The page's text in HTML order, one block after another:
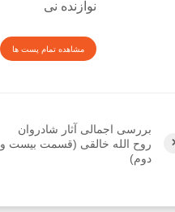
نوازنده نی
مشاهده تمام پست ها
بررسی اجمالی آثار شادروان
روح الله خالقی (قسمت بیست و
دوم)